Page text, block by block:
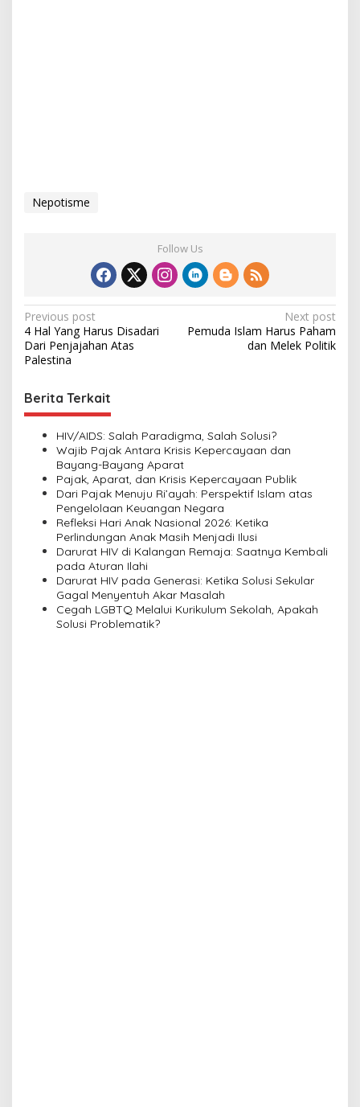
Nepotisme
Follow Us
P
o
s
t
n
Previous post
4 Hal Yang Harus Disadari
Dari Penjajahan Atas
Palestina
Next post
Pemuda Islam Harus Paham
dan Melek Politik
Berita Terkait
HIV/AIDS: Salah Paradigma, Salah Solusi?
Wajib Pajak Antara Krisis Kepercayaan dan
Bayang-Bayang Aparat
Pajak, Aparat, dan Krisis Kepercayaan Publik
Dari Pajak Menuju Ri’ayah: Perspektif Islam atas
Pengelolaan Keuangan Negara
Refleksi Hari Anak Nasional 2026: Ketika
Perlindungan Anak Masih Menjadi Ilusi
Darurat HIV di Kalangan Remaja: Saatnya Kembali
pada Aturan Ilahi
Darurat HIV pada Generasi: Ketika Solusi Sekular
Gagal Menyentuh Akar Masalah
Cegah LGBTQ Melalui Kurikulum Sekolah, Apakah
Solusi Problematik?